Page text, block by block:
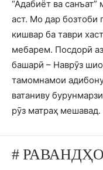
“Адабиёт ва
аст. Мо дар бозтоби
кишвар ба таври
мебарем. Посдорӣ
башарӣ – Наврӯз
тамомнамои
ватаниву
рӯз матраҳ мешавад.
# РАВАНДҲО